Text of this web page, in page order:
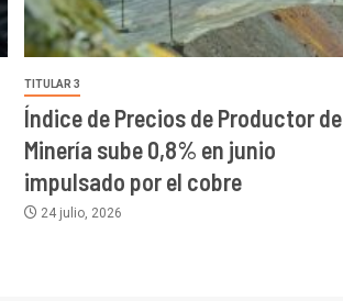
TITULAR 3
Índice de Precios de Productor de
Minería sube 0,8% en junio
impulsado por el cobre
24 julio, 2026